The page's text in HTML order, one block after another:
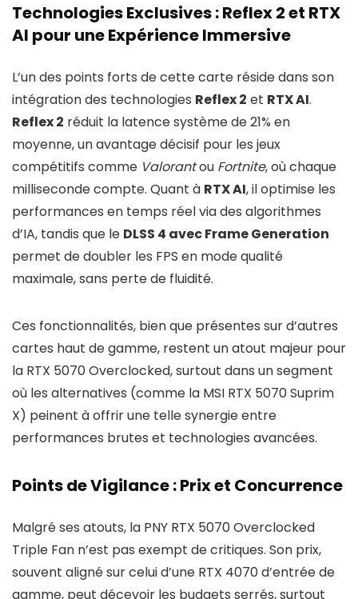
Technologies Exclusives : Reflex 2 et RTX
AI pour une Expérience Immersive
L’un des points forts de cette carte réside dans son
intégration des technologies Reflex 2 et RTX AI.
Reflex 2 réduit la latence système de 21% en
moyenne, un avantage décisif pour les jeux
compétitifs comme Valorantou Fortnite, où chaque
milliseconde compte. Quant à RTX AI, il optimise les
performances en temps réel via des algorithmes
d’IA, tandis que le DLSS 4 avec Frame Generation
permet de doubler les FPS en mode qualité
maximale, sans perte de fluidité.
Ces fonctionnalités, bien que présentes sur d’autres
cartes haut de gamme, restent un atout majeur pour
la RTX 5070 Overclocked, surtout dans un segment
où les alternatives (comme la MSI RTX 5070 Suprim
X) peinent à offrir une telle synergie entre
performances brutes et technologies avancées.
Points de Vigilance : Prix et Concurrence
Malgré ses atouts, la PNY RTX 5070 Overclocked
Triple Fan n’est pas exempt de critiques. Son prix,
souvent aligné sur celui d’une RTX 4070 d’entrée de
gamme, peut décevoir les budgets serrés, surtout